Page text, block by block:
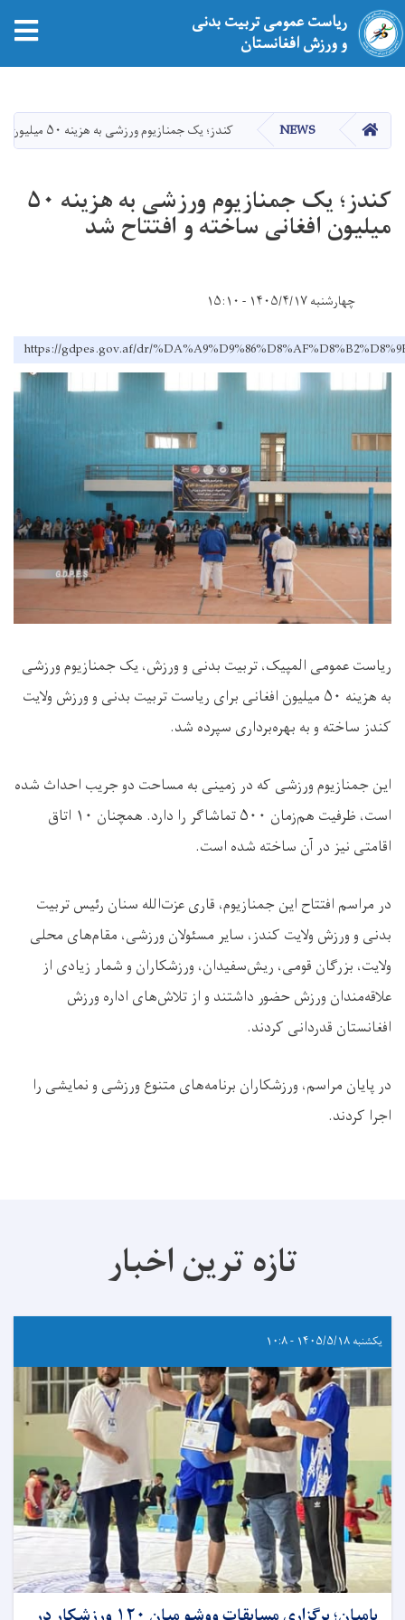
main
content
ریاست عمومی تربیت بدنی
و ورزش افغانستان
HOME
NEWS کندز؛ یک جمنازیوم ورزشی به هزینه ۵۰ میلیون افغانی ساخته و افتتاح شد
کندز؛ یک جمنازیوم ورزشی به هزینه ۵۰
میلیون افغانی ساخته و افتتاح شد
چهارشنبه ۱۴۰۵/۴/۱۷ - ۱۵:۱۰
https://gdpes.gov.af/dr/
ریاست عمومی المپیک، تربیت بدنی و ورزش، یک جمنازیوم ورزشی
به هزینه ۵۰ میلیون افغانی برای ریاست تربیت بدنی و ورزش ولایت
کندز ساخته و به بهره‌برداری سپرده شد.
این جمنازیوم ورزشی که در زمینی به مساحت دو جریب احداث شده
است، ظرفیت هم‌زمان ۵۰۰ تماشاگر را دارد. همچنان ۱۰ اتاق
اقامتی نیز در آن ساخته شده است.
در مراسم افتتاح این جمنازیوم، قاری عزت‌الله سنان رئیس تربیت
بدنی و ورزش ولایت کندز، سایر مسئولان ورزشی، مقام‌های محلی
ولایت، بزرگان قومی، ریش‌سفیدان، ورزشکاران و شمار زیادی از
علاقه‌مندان ورزش حضور داشتند و از تلاش‌های اداره ورزش
افغانستان قدردانی کردند.
در پایان مراسم، ورزشکاران برنامه‌های متنوع ورزشی و نمایشی را
اجرا کردند.
تازه ترین اخبار
یکشنبه ۱۴۰۵/۵/۱۸ - ۱۰:۸